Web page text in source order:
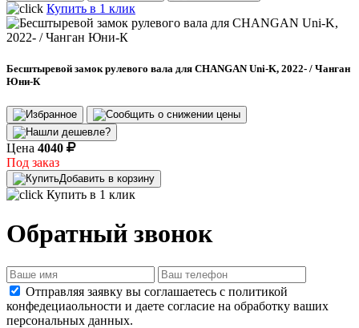
Купить в 1 клик
Бесштыревой замок рулевого вала для CHANGAN Uni-K, 2022- / Чанган
Юни-К
Цена 4040
Под заказ
Добавить в корзину
Купить в 1 клик
Обратный звонок
Отправляя заявку вы соглашаетесь с политикой
конфедециаольности и даете согласие на обработку ваших
персональных данных.